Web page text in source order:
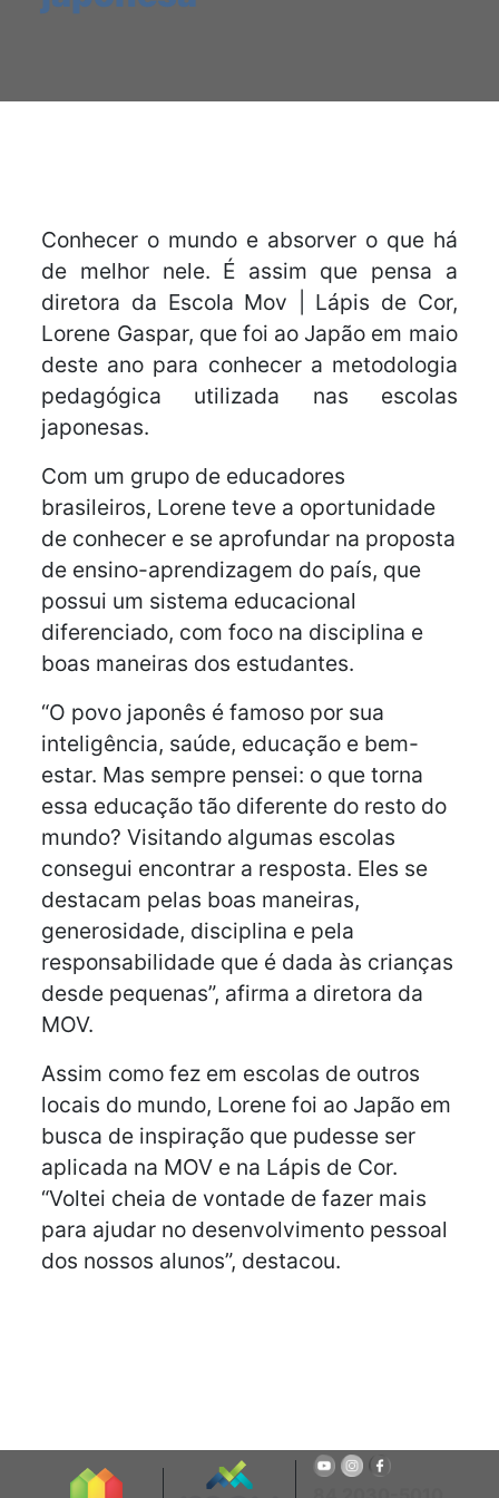
Conhecer o mundo e absorver o que há
de melhor nele. É assim que pensa a
diretora da Escola Mov | Lápis de Cor,
Lorene Gaspar, que foi ao Japão em maio
deste ano para conhecer a metodologia
pedagógica utilizada nas escolas
japonesas.
Com um grupo de educadores
brasileiros, Lorene teve a oportunidade
de conhecer e se aprofundar na proposta
de ensino-aprendizagem do país, que
possui um sistema educacional
diferenciado, com foco na disciplina e
boas maneiras dos estudantes.
“O povo japonês é famoso por sua
inteligência, saúde, educação e bem-
estar. Mas sempre pensei: o que torna
essa educação tão diferente do resto do
mundo? Visitando algumas escolas
consegui encontrar a resposta. Eles se
destacam pelas boas maneiras,
generosidade, disciplina e pela
responsabilidade que é dada às crianças
desde pequenas”, afirma a diretora da
MOV.
Assim como fez em escolas de outros
locais do mundo, Lorene foi ao Japão em
busca de inspiração que pudesse ser
aplicada na MOV e na Lápis de Cor.
“Voltei cheia de vontade de fazer mais
para ajudar no desenvolvimento pessoal
dos nossos alunos”, destacou.